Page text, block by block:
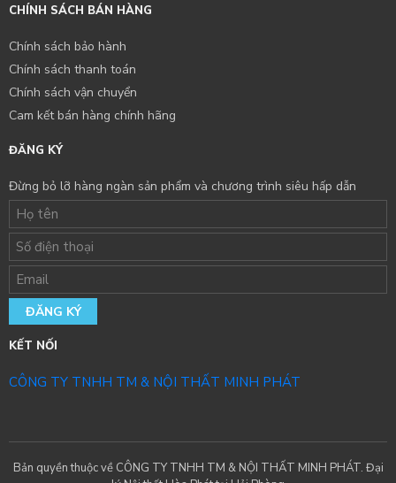
CHÍNH SÁCH BÁN HÀNG
Chính sách bảo hành
Chính sách thanh toán
Chính sách vận chuyển
Cam kết bán hàng chính hãng
ĐĂNG KÝ
Đừng bỏ lỡ hàng ngàn sản phẩm và chương trình siêu hấp dẫn
ĐĂNG KÝ
KẾT NỐI
CÔNG TY TNHH TM & NỘI THẤT MINH PHÁT
Bản quyền thuộc về CÔNG TY TNHH TM & NỘI THẤT MINH PHÁT. Đại